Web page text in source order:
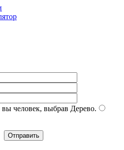
человек, выбрав Дерево.